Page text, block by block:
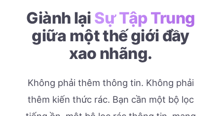
Giành lại Sự Tập Trung
giữa một thế giới đầy
xao nhãng.
Không phải thêm thông tin. Không phải
thêm kiến thức rác. Bạn cần một bộ lọc